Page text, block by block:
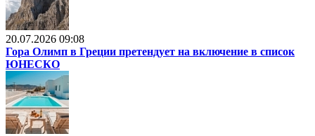
20.07.2026 09:08
Гора Олимп в Греции претендует на включение в список
ЮНЕСКО